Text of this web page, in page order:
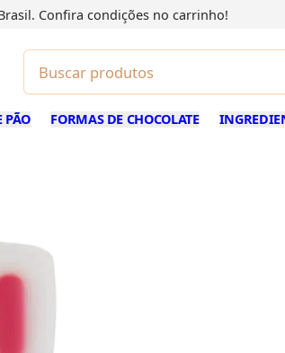
Confira condições no carrinho!
PÃO FORMAS DE CHOCOLATE